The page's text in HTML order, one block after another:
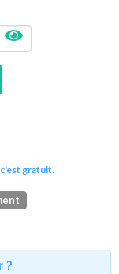
gratuit.
?